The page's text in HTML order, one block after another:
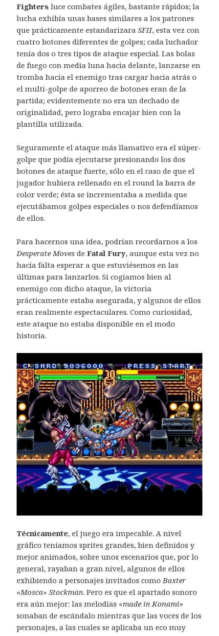
Fighters luce combates ágiles, bastante rápidos; la
lucha exhibía unas bases similares a los patrones
que prácticamente estandarizaraSFII, esta vez con
cuatro botones diferentes de golpes; cada luchador
tenía dos o tres tipos de ataque especial. Las bolas
de fuego con media luna hacia delante, lanzarse en
tromba hacia el enemigo tras cargar hacia atrás o
el multi-golpe de aporreo de botones eran de la
partida; evidentemente no era un dechado de
originalidad, pero lograba encajar bien con la
plantilla utilizada.
Seguramente el ataque más llamativo era el súper-
golpe que podía ejecutarse presionando los dos
botones de ataque fuerte, sólo en el caso de que el
jugador hubiera rellenado en el round la barra de
color verde; ésta se incrementaba a medida que
ejecutábamos golpes especiales o nos defendíamos
de ellos.
Para hacernos una idea, podrían recordarnos a los
Desperate Moves deFatal Fury, aunque esta vez no
hacía falta esperar a que estuviésemos en las
últimas para lanzarlos. Si cogíamos bien al
enemigo con dicho ataque, la victoria
prácticamente estaba asegurada, y algunos de ellos
eran realmente espectaculares. Como curiosidad,
este ataque no estaba disponible en el modo
historia.
Técnicamente, el juego era impecable. A nivel
gráfico teníamos sprites grandes, bien definidos y
mejor animados, sobre unos escenarios que, por lo
general, rayaban a gran nivel, algunos de ellos
exhibiendo a personajes invitados como Baxter
«Mosca» Stockman. Pero es que el apartado sonoro
era aún mejor: las melodías «made in Konami»
sonaban de escándalo mientras que las voces de los
personajes, a las cuales se aplicaba un eco muy